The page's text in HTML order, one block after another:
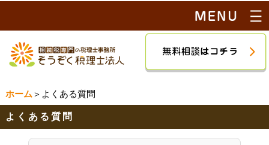
ホーム ＞よくある質問
よくある質問